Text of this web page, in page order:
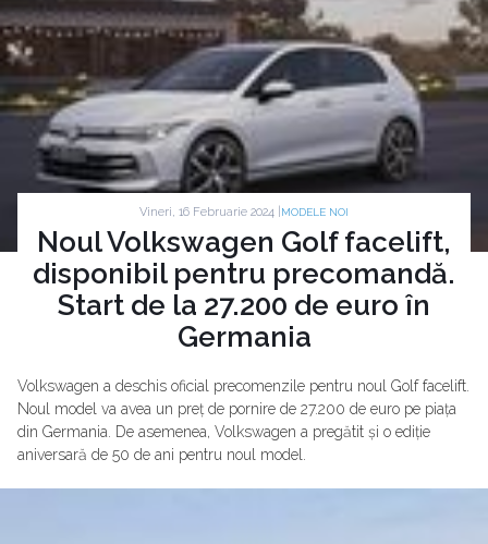
Vineri, 16 Februarie 2024 | MODELE NOI
Noul Volkswagen Golf facelift,
disponibil pentru precomandă.
Start de la 27.200 de euro în
Germania
Volkswagen a deschis oficial precomenzile pentru noul Golf facelift.
Noul model va avea un preț de pornire de 27.200 de euro pe piața
din Germania. De asemenea, Volkswagen a pregătit și o ediție
aniversară de 50 de ani pentru noul model.